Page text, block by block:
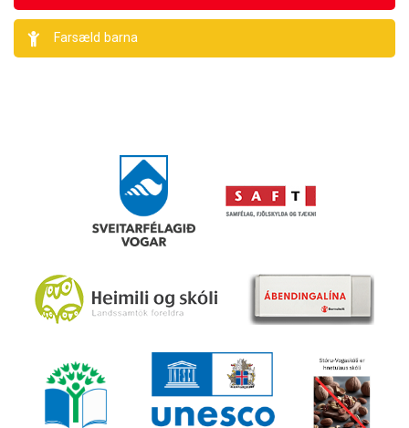
Farsæld barna